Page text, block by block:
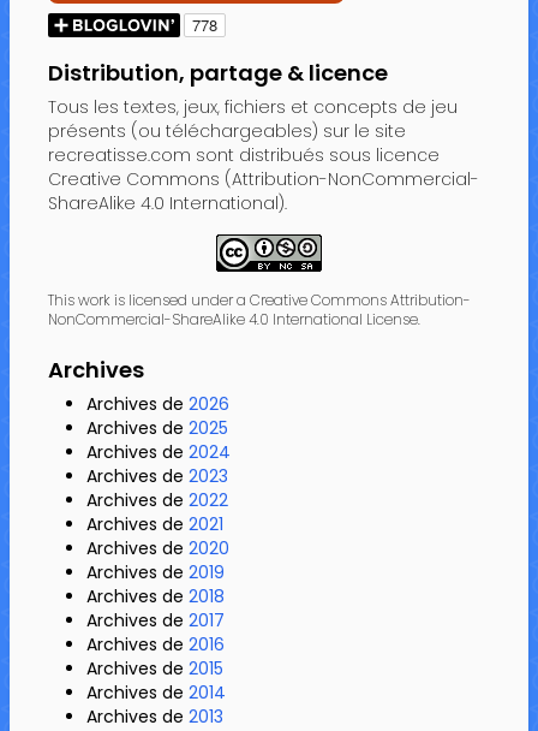
Distribution, partage & licence
Tous les textes, jeux, fichiers et concepts de jeu
présents (ou téléchargeables) sur le site
recreatisse.com sont distribués sous licence
Creative Commons (Attribution-NonCommercial-
ShareAlike 4.0 International).
This work is licensed under a Creative Commons Attribution-
NonCommercial-ShareAlike 4.0 International License.
Archives
Archives de 2026
Archives de 2025
Archives de 2024
Archives de 2023
Archives de 2022
Archives de 2021
Archives de 2020
Archives de 2019
Archives de 2018
Archives de 2017
Archives de 2016
Archives de 2015
Archives de 2014
Archives de 2013